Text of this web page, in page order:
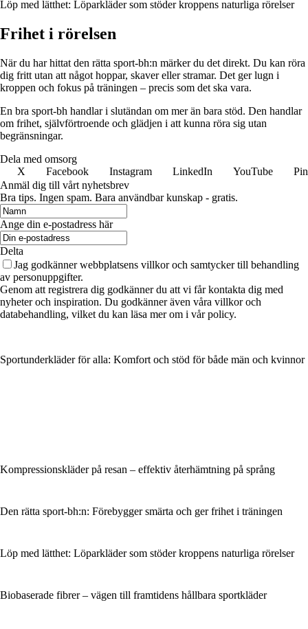
Löp med lätthet: Löparkläder som stöder kroppens naturliga rörelser
Frihet i rörelsen
När du har hittat den rätta sport-bh:n märker du det direkt. Du kan röra
dig fritt utan att något hoppar, skaver eller stramar. Det ger lugn i
kroppen och fokus på träningen – precis som det ska vara.
En bra sport-bh handlar i slutändan om mer än bara stöd. Den handlar
om frihet, självförtroende och glädjen i att kunna röra sig utan
begränsningar.
Dela med omsorg
X
Facebook Instagram LinkedIn YouTube
Anmäl dig till vårt nyhetsbrev
Bra tips. Ingen spam. Bara användbar kunskap - gratis.
Ange din e-postadress här
Delta
Jag godkänner webbplatsens villkor och samtycker till behandling
av personuppgifter.
Genom att registrera dig godkänner du att vi får kontakta dig med
nyheter och inspiration. Du godkänner även våra villkor och
databehandling, vilket du kan läsa mer om i vår policy.
Sportunderkläder för alla: Komfort och stöd för både män och kvinnor
Kompressionskläder på resan – effektiv återhämtning på språng
Den rätta sport-bh:n: Förebygger smärta och ger frihet i träningen
Löp med lätthet: Löparkläder som stöder kroppens naturliga rörelser
Biobaserade fibrer – vägen till framtidens hållbara sportkläder